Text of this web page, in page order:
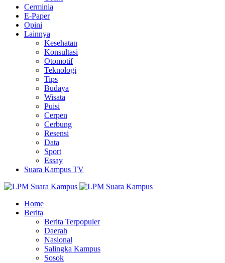
Cerminia
E-Paper
Opini
Lainnya
Kesehatan
Konsultasi
Otomotif
Teknologi
Tips
Budaya
Wisata
Puisi
Cerpen
Cerbung
Resensi
Data
Sport
Essay
Suara Kampus TV
Home
Berita
Berita Terpopuler
Daerah
Nasional
Salingka Kampus
Sosok